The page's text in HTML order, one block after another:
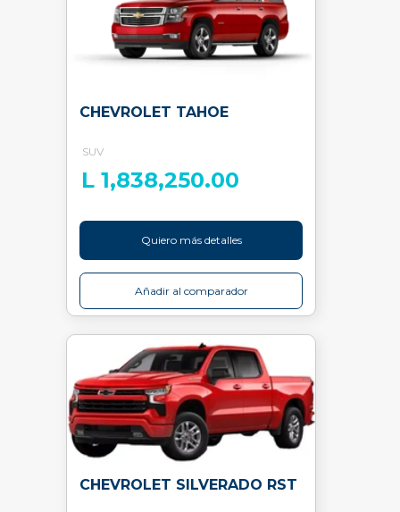
CHEVROLET TAHOE
SUV
L 1,838,250.00
Quiero más detalles
Añadir al comparador
CHEVROLET SILVERADO RST